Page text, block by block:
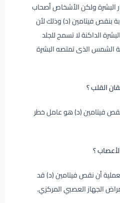
البشرة ولكن الأشخاص أصحاب
بنقص فيتامين (د) وذلك لأن
الداكنة لا تسمح للجلد
الذى تمتصه البشرة
القلب ؟
فيتامين (د) هو عامل خطر
؟
أن نقص فيتامين (د) قد
الجهاز العصبي المركزي.